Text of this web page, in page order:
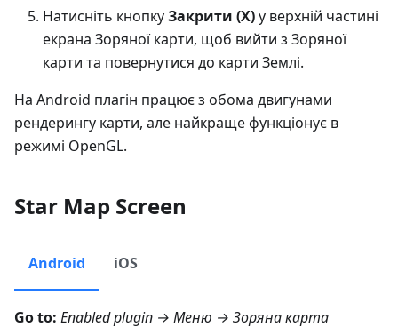
Натисніть кнопкуЗакрити (X)у верхній частині
екрана Зоряної карти, щоб вийти з Зоряної
карти та повернутися до карти Землі.
На Android плагін працює з обома двигунами
рендерингу карти, але найкраще функціонує в
режимі OpenGL.
Star Map Screen
Android iOS
Go to: Enabled plugin → Меню → Зоряна карта